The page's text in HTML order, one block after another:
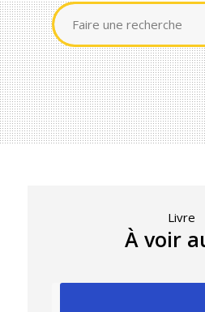
Livre
À voir